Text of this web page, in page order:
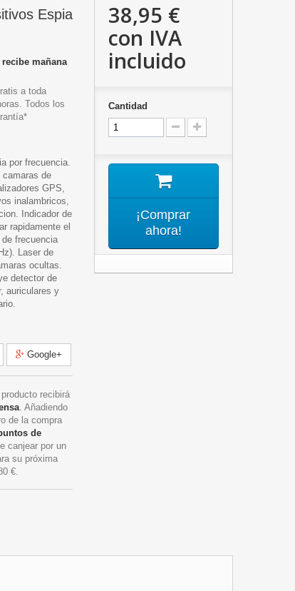
Espia
mañana
a toda
Todos los
por frecuencia.
camaras de
GPS,
inalambricos,
Indicador de
rapidamente el
frecuencia
Laser de
ocultas.
detector de
auriculares y
Google+
recibirá
. Añadiendo
de la compra
de
canjear por un
su próxima
€.
38,95 €
con IVA
incluido
Cantidad
¡Comprar
ahora!